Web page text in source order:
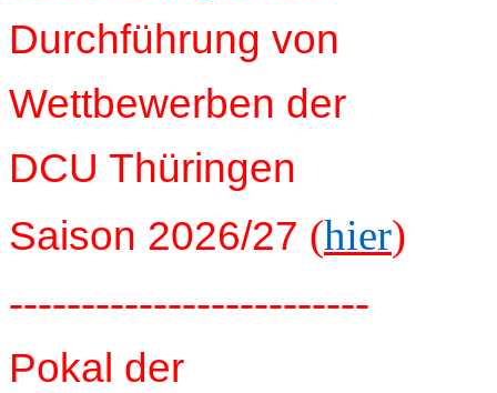
Durchführung von
Wettbewerben der
DCU Thüringen
Saison 2026/27 (hier)
-------------------------
Pokal der